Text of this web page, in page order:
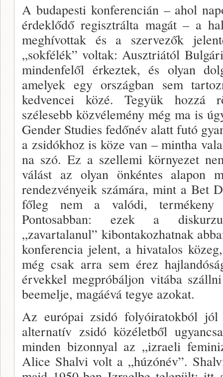
A budapesti konferencián – ahol
érdeklődő regisztrálta magát – a
meghívottak és a szervezők
„sokfé­lék” voltak: Ausztriától
mindenfelől érkez­tek, és olyan
amelyek egy országban sem
kedvencei közé. Tegyük hozzá
szélesebb közvélemény még ma is
Gender Studies fedőnév alatt futó
a zsidókhoz is köze van – mintha
na szó. Ez a szellemi környezet
válást az olyan önkéntes alapon
rendezvényeik számára, mint a Bet
főleg nem a valódi, termékeny
Pontosabban: ezek a
„zavartalanul” kibon­takozhatnak
konferencia jelent, a hivatalos
még csak ar­ra sem érez
érvekkel megpróbáljon vitába
be­emelje, magáévá tegye azokat.
Az európai zsidó folyóiratokból
alternatív zsidó közéletből
minden bizonnyal az „izraeli
Alice Shalvi volt a „húzónév”.